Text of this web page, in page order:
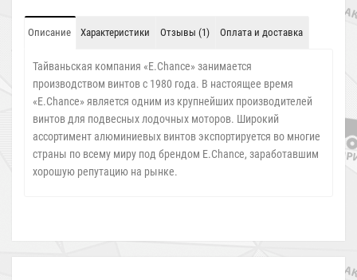
Описание Характеристики Отзывы (1) Оплата и доставка
Тайваньская компания «E.Chance» занимается
производством винтов с 1980 года. В настоящее время
«E.Chance» является одним из крупнейших производителей
винтов для подвесных лодочных моторов. Широкий
ассортимент алюминиевых винтов экспортируется во многие
страны по всему миру под брендом E.Chance, заработавшим
хорошую репутацию на рынке.